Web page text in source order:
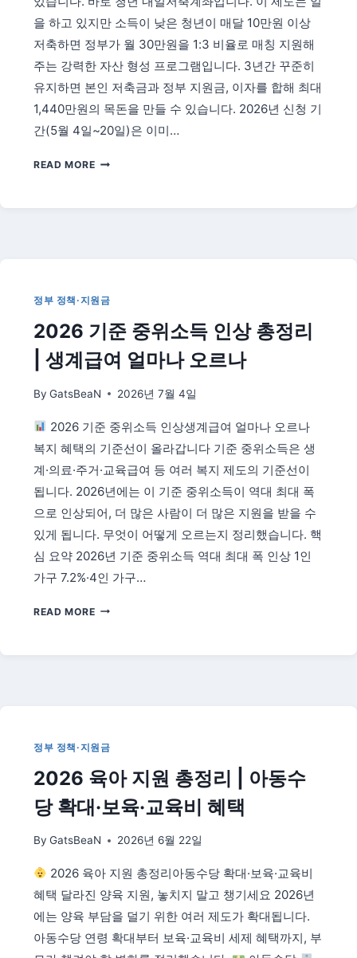
벽
가
이
드
—
만
65
이
필
을 하고 있지만 소득이 낮은 청년이 매달 10만원 이상
저축하면 정부가 월 30만원을 1:3 비율로 매칭 지원해
주는 강력한 자산 형성 프로그램입니다. 3년간 꾸준히
유지하면 본인 저축금과 정부 지원금, 이자를 합해 최대
1,440만원의 목돈을 만들 수 있습니다. 2026년 신청 기
간(5월 4일~20일)은 이미…
READ MORE2026
내
좌
월
30
만
매
최
대
1,440
만
원
조
건
신
청
정
정부 정책·지원금
2026 기준 중위소득 인상 총정리
| 생계급여 얼마나 오르나
By GatsBeaN 2026년 7월 4일
2026 기준 중위소득 인상생계급여 얼마나 오르나
복지 혜택의 기준선이 올라갑니다 기준 중위소득은 생
계·의료·주거·교육급여 등 여러 복지 제도의 기준선이
됩니다. 2026년에는 이 기준 중위소득이 역대 최대 폭
으로 인상되어, 더 많은 사람이 더 많은 지원을 받을 수
있게 됩니다. 무엇이 어떻게 오르는지 정리했습니다. 핵
심 요약 2026년 기준 중위소득 역대 최대 폭 인상 1인
가구 7.2%·4인 가구…
READ MORE2026
중
상
정
리
|
계
여
얼
나
오
정부 정책·지원금
2026 육아 지원 총정리 | 아동수
당 확대·보육·교육비 혜택
By GatsBeaN 2026년 6월 22일
2026 육아 지원 총정리아동수당 확대·보육·교육비
혜택 달라진 양육 지원, 놓치지 말고 챙기세요 2026년
에는 양육 부담을 덜기 위한 여러 제도가 확대됩니다.
아동수당 연령 확대부터 보육·교육비 세제 혜택까지, 부